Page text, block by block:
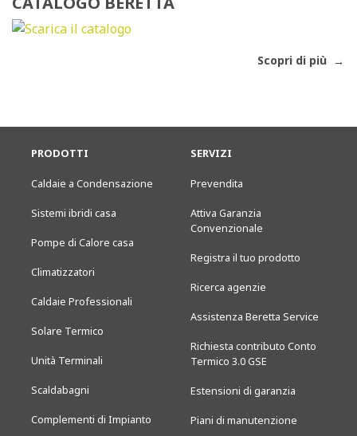
Scopri di più
PRODOTTI
Caldaie a Condensazione
Sistemi ibridi casa
Pompe di Calore casa
Climatizzatori
Caldaie Professionali
Solare Termico
Unità Terminali
Scaldabagni
Complementi di Impianto
SERVIZI
Prevendita
Attiva Garanzia
Convenzionale
Registra il tuo prodotto
Ricerca agenzie
Assistenza Beretta Service
Richiesta contributo Conto
Termico 3.0 GSE
Estensioni di garanzia
Piani di manutenzione